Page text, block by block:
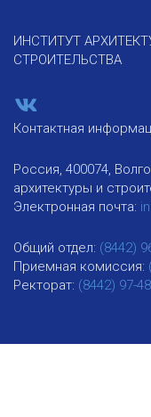
ИНСТИТУТ
СТРОИТЕЛЬСТВА
Контактная
Россия, 400074,
архитектуры и
Электронная почта:
Общий отдел: (8442)
Приемная комиссия:
Ректорат: (8442) 97-